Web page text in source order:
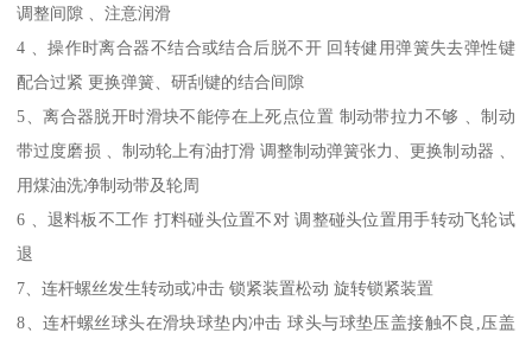
调整间隙 、注意润滑
4 、操作时离合器不结合或结合后脱不开 回转健用弹簧失去弹性键
配合过紧 更换弹簧、研刮键的结合间隙
5、离合器脱开时滑块不能停在上死点位置 制动带拉力不够 、制动
带过度磨损 、制动轮上有油打滑 调整制动弹簧张力、更换制动器 、
用煤油洗净制动带及轮周
6 、退料板不工作 打料碰头位置不对 调整碰头位置用手转动飞轮试
退
7、连杆螺丝发生转动或冲击 锁紧装置松动 旋转锁紧装置
8、连杆螺丝球头在滑块球垫内冲击 球头与球垫压盖接触不良,压盖